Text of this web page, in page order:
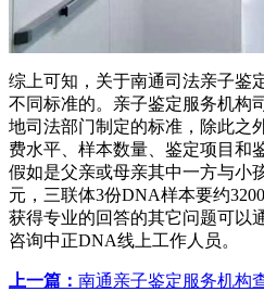
综上可知，关于南通司法亲子鉴
不同标准的。亲子鉴定服务机构
地司法部门制定的标准，除此之
费水平、样本数量、鉴定项目和
假如是父亲或母亲其中一方与小
元，三联体3份DNA样本要约
获得专业的回答的其它问题可以
咨询中正DNA线上工作人员。
上一篇： 南通亲子鉴定服务机构